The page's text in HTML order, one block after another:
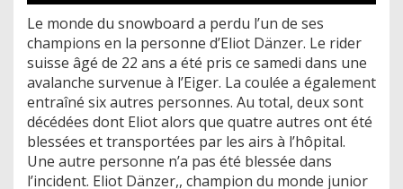
Le monde du snowboard a perdu l’un de ses
champions en la personne d’Eliot Dänzer. Le rider
suisse âgé de 22 ans a été pris ce samedi dans une
avalanche survenue à l’Eiger. La coulée a également
entraîné six autres personnes. Au total, deux sont
décédées dont Eliot alors que quatre autres ont été
blessées et transportées par les airs à l’hôpital.
Une autre personne n’a pas été blessée dans
l’incident. Eliot Dänzer,, champion du monde junior